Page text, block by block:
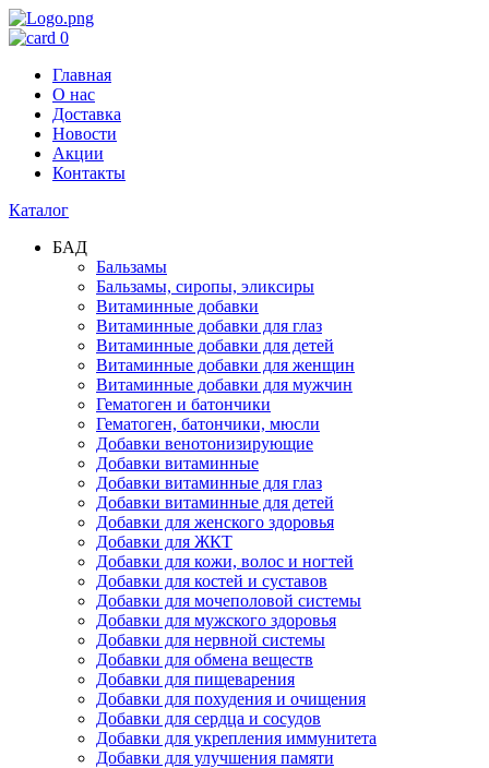
0
Главная
О нас
Доставка
Новости
Акции
Контакты
Каталог
БАД
Бальзамы
Бальзамы, сиропы, эликсиры
Витаминные добавки
Витаминные добавки для глаз
Витаминные добавки для детей
Витаминные добавки для женщин
Витаминные добавки для мужчин
Гематоген и батончики
Гематоген, батончики, мюсли
Добавки венотонизирующие
Добавки витаминные
Добавки витаминные для глаз
Добавки витаминные для детей
Добавки для женского здоровья
Добавки для ЖКТ
Добавки для кожи, волос и ногтей
Добавки для костей и суставов
Добавки для мочеполовой системы
Добавки для мужского здоровья
Добавки для нервной системы
Добавки для обмена веществ
Добавки для пищеварения
Добавки для похудения и очищения
Добавки для сердца и сосудов
Добавки для укрепления иммунитета
Добавки для улучшения памяти